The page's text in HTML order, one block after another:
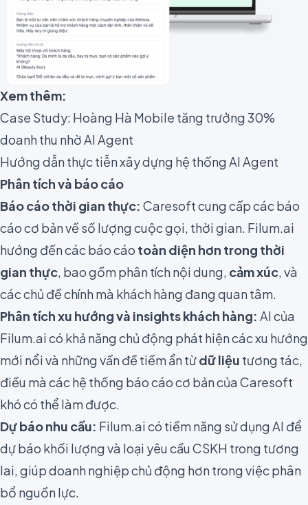
Xem thêm:
Case Study: Hoàng Hà Mobile tăng trưởng 30%
doanh thu nhờ AI Agent
Hướng dẫn thực tiễn xây dựng hệ thống AI Agent
Phân tích và báo cáo
Báo cáo thời gian thực: Caresoft cung cấp các báo
cáo cơ bản về số lượng cuộc gọi, thời gian. Filum.ai
hướng đến các báo cáo toàn diện hơn trong thời
gian thực , bao gồm phân tích nội dung, cảm xúc , và
các chủ đề chính mà khách hàng đang quan tâm.
Phân tích xu hướng và insights khách hàng: AI của
Filum.ai có khả năng chủ động phát hiện các xu hướng
mới nổi và những vấn đề tiềm ẩn từdữ liệu tương tác,
điều mà các hệ thống báo cáo cơ bản của Caresoft
khó có thể làm được.
Dự báo nhu cầu: Filum.ai có tiềm năng sử dụng AI để
dự báo khối lượng và loại yêu cầu CSKH trong tương
lai, giúp doanh nghiệp chủ động hơn trong việc phân
bổ nguồn lực.